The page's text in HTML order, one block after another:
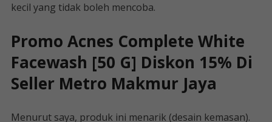
kecil yang tidak boleh mencoba.
Promo Acnes Complete White
Facewash [50 G] Diskon 15% Di
Seller Metro Makmur Jaya
Menurut saya, produk ini menarik (desain kemasan).